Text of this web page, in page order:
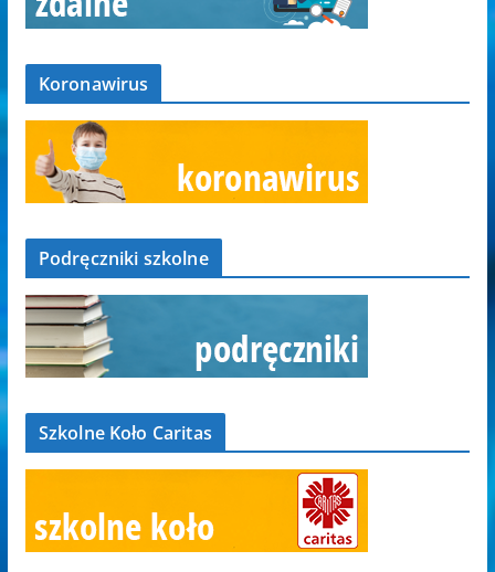
Koronawirus
Podręczniki szkolne
Szkolne Koło Caritas